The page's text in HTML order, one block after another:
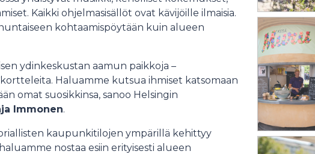
Kaikki ohjelmasisällöt ovat kävijöille ilmaisia.
kohtaamispöytään kuin alueen
ydinkeskustan aamun paikkoja –
Haluamme kutsua ihmiset katsomaan
omat suosikkinsa, sanoo Helsingin
Immonen.
kaupunkitilojen ympärillä kehittyy
nostaa esiin erityisesti alueen